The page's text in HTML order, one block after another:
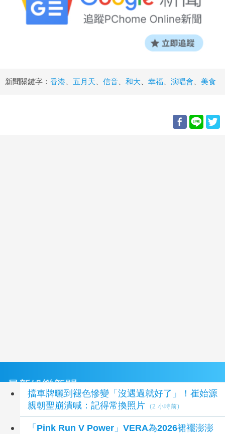
新聞關鍵字： 香港、 五月天、 信音、 和大、 幸福、 演唱會、 美食
最新娛樂新聞
擋車牌曬到褪色慘變「沒遇過就好了」！崔始源
親朝聖崩潰喊：記得常換照片
(2 小時前)
「Pink Run V Power」VERA為2026裙襬澎澎